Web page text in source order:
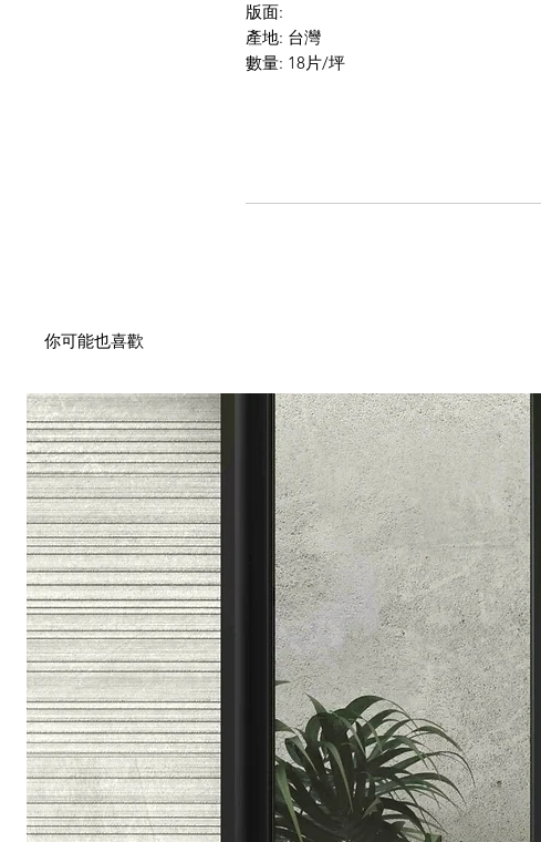
版面:
產地: 台灣
數量: 18片/坪
你可能也喜歡